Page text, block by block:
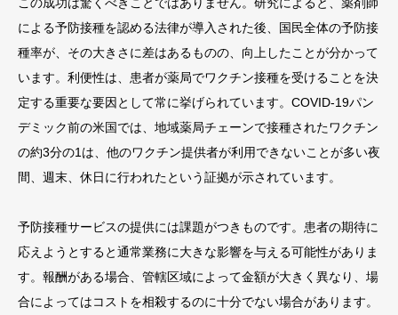
による予防接種を認める法律が導入された後、国民全体の予防接
種率が、その大きさに差はあるものの、向上したことが分かって
います。利便性は、患者が薬局でワクチン接種を受けることを決
定する重要な要因として常に挙げられています。COVID-19パン
デミック前の米国では、地域薬局チェーンで接種されたワクチン
の約3分の1は、他のワクチン提供者が利用できないことが多い夜
間、週末、休日に行われたという証拠が示されています。
予防接種サービスの提供には課題がつきものです。患者の期待に
応えようとすると通常業務に大きな影響を与える可能性がありま
す。報酬がある場合、管轄区域によって金額が大きく異なり、場
合によってはコストを相殺するのに十分でない場合があります。